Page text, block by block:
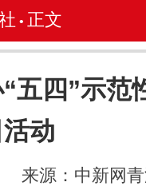
• 正文
五四”示范
动
来源：中新网